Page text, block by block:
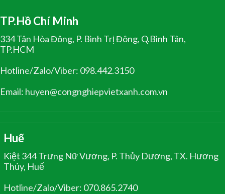
TP.Hồ Chí Minh
334 Tân Hòa Đông, P. Bình Trị Đông, Q.Bình Tân,
TP.HCM
Hotline/Zalo/Viber: 098.442.3150
Email: huyen@congnghiepvietxanh.com.vn
Huế
Kiệt 344 Trưng Nữ Vương, P. Thủy Dương, TX. Hương
Thủy, Huế
Hotline/Zalo/Viber: 070.865.2740